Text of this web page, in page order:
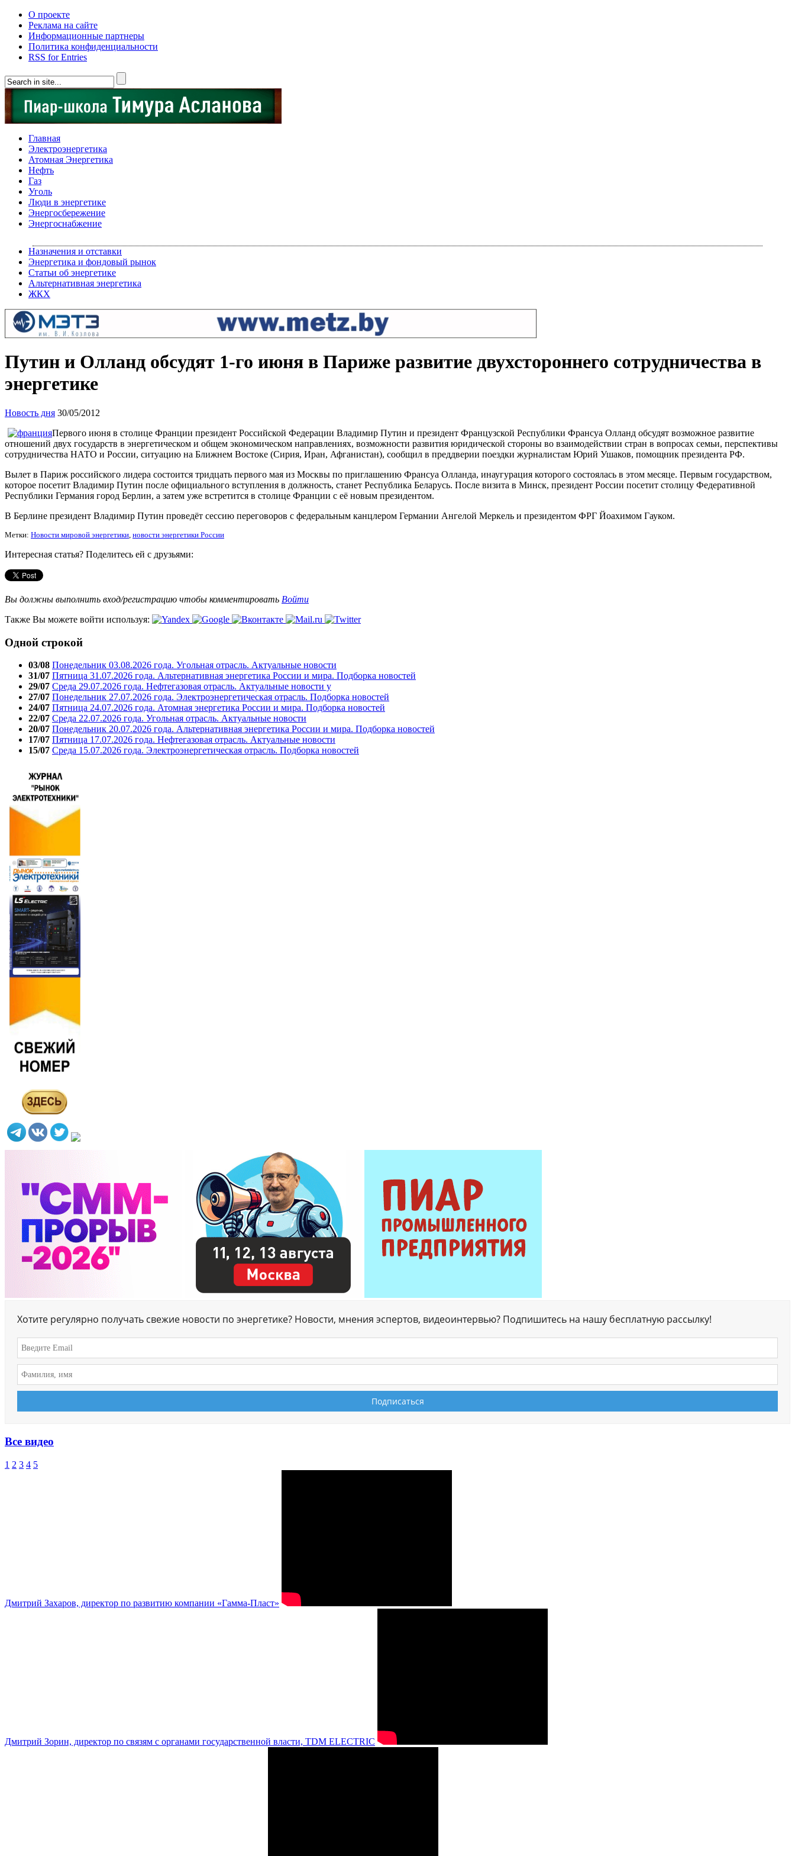
О проекте
Реклама на сайте
Информационные партнеры
Политика конфиденциальности
RSS for Entries
Главная
Электроэнергетика
Атомная Энергетика
Нефть
Газ
Уголь
Люди в энергетике
Энергосбережение
Энергоснабжение
Назначения и отставки
Энергетика и фондовый рынок
Статьи об энергетике
Альтернативная энергетика
ЖКХ
Путин и Олланд обсудят 1-го июня в Париже развитие двухстороннего сотрудничества в
энергетике
Новость дня 30/05/2012
Первого июня в столице Франции президент Российской Федерации Владимир Путин и президент Французской Республики Франсуа Олланд обсудят возможное развитие
отношений двух государств в энергетическом и общем экономическом направлениях, возможности развития юридической стороны во взаимодействии стран в вопросах семьи, перспективы
сотрудничества НАТО и России, ситуацию на Ближнем Востоке (Сирия, Иран, Афганистан), сообщил в преддверии поездки журналистам Юрий Ушаков, помощник президента РФ.
Вылет в Париж российского лидера состоится тридцать первого мая из Москвы по приглашению Франсуа Олланда, инаугурация которого состоялась в этом месяце. Первым государством,
которое посетит Владимир Путин после официального вступления в должность, станет Республика Беларусь. После визита в Минск, президент России посетит столицу Федеративной
Республики Германия город Берлин, а затем уже встретится в столице Франции с её новым президентом.
В Берлине президент Владимир Путин проведёт сессию переговоров с федеральным канцлером Германии Ангелой Меркель и президентом ФРГ Йоахимом Гауком.
Метки: Новости мировой энергетики, новости энергетики России
Интересная статья? Поделитесь ей с друзьями:
Вы должны выполнить вход/регистрацию чтобы комментировать Войти
Также Вы можете войти используя:
Одной строкой
03/08 Понедельник 03.08.2026 года. Угольная отрасль. Актуальные новости
31/07 Пятница 31.07.2026 года. Альтернативная энергетика России и мира. Подборка новостей
29/07 Среда 29.07.2026 года. Нефтегазовая отрасль. Актуальные новости у
27/07 Понедельник 27.07.2026 года. Электроэнергетическая отрасль. Подборка новостей
24/07 Пятница 24.07.2026 года. Атомная энергетика России и мира. Подборка новостей
22/07 Среда 22.07.2026 года. Угольная отрасль. Актуальные новости
20/07 Понедельник 20.07.2026 года. Альтернативная энергетика России и мира. Подборка новостей
17/07 Пятница 17.07.2026 года. Нефтегазовая отрасль. Актуальные новости
15/07 Среда 15.07.2026 года. Электроэнергетическая отрасль. Подборка новостей
Хотите регулярно получать свежие новости по энергетике? Новости, мнения эспертов, видеоинтервью? Подпишитесь на нашу бесплатную рассылку!
Все видео
1 2 3 4 5
Дмитрий Захаров, директор по развитию компании «Гамма-Пласт»
Дмитрий Зорин, директор по связям с органами государственной власти, TDM ELECTRIC